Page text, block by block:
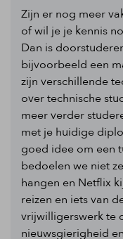
Zijn er nog meer
of wil je je kennis
Dan is
bijvoorbeeld een
zijn verschillende
over technische
meer verder
met je huidige
goed idee om een
bedoelen we niet
hangen en Netflix
reizen en iets van
vrijwilligerswerk te
nieuwsgierigheid